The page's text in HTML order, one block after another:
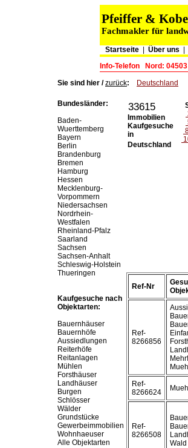
Pfeiffer &
Fachmakler für
Startseite| Über uns
Info-Telefon
Nord:
Sie sind hier /zurück: Deutschland
Bundesländer:
Baden-
Wuerttemberg
Bayern
Berlin
Brandenburg
Bremen
Hamburg
Hessen
Mecklenburg-
Vorpommern
Niedersachsen
Nordrhein-
Westfalen
Rheinland-Pfalz
Saarland
Sachsen
Sachsen-Anhalt
Schleswig-Holstein
Thueringen
Kaufgesuche nach
Objektarten:
Bauernhäuser
Bauernhöfe
Aussiedlungen
Reiterhöfe
Reitanlagen
Mühlen
Forsthäuser
Landhäuser
Burgen
Schlösser
Wälder
Grundstücke
Gewerbeimmobilien
Wohnhaeuser
Alle Objektarten
33615
Immobilien
Kaufgesuche
in
Deutschland
Ref-Nr
Ref-
8266856
Ref-
8266624
Ref-
8266508
Wald